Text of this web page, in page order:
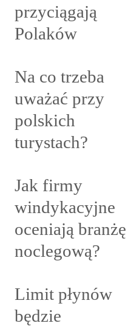
przyciągają
Polaków
Na co trzeba
uważać przy
polskich
turystach?
Jak firmy
windykacyjne
oceniają branżę
noclegową?
Limit płynów
będzie